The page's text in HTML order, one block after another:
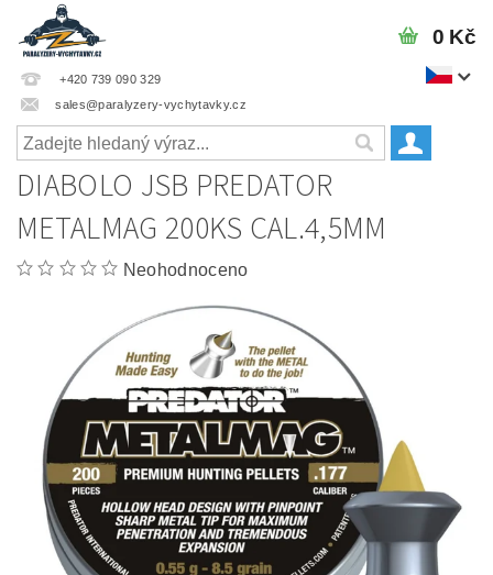
+420 739 090 329
sales@paralyzery-vychytavky.cz
0 Kč
DIABOLO JSB PREDATOR
METALMAG 200KS CAL.4,5MM
Neohodnoceno